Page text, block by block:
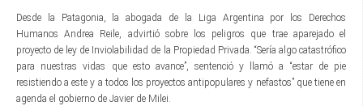
Desde la Patagonia, la abogada de la Liga Argentina por los Derechos
Humanos Andrea Reile, advirtió sobre los peligros que trae aparejado el
proyecto de ley de Inviolabilidad de la Propiedad Privada. “Sería algo catastrófico
para nuestras vidas que esto avance”, sentenció y llamó a “estar de pie
resistiendo a este y a todos los proyectos antipopulares y nefastos” que tiene en
agenda el gobierno de Javier de Milei.